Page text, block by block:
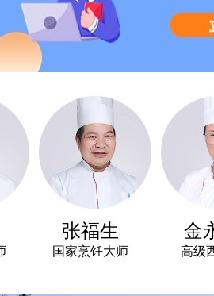
张福生
国家烹饪大师
金永云
高级西点师